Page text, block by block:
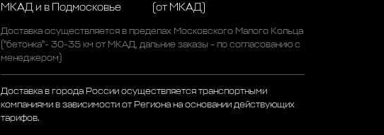
МКАД и в Подмосковье
(от МКАД)
Доставка осуществляется в пределах Московского Малого Кольца
("бетонка"- 30-35 км от МКАД, дальние заказы - по согласованию с
менеджером)
Доставка в города России осуществляется транспортными
компаниями в зависимости от Региона на основании действующих
тарифов.